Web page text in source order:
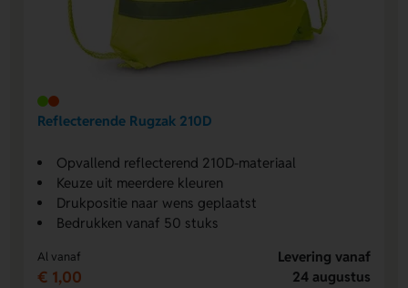
Reflecterende Rugzak 210D
Opvallend reflecterend 210D-materiaal
Keuze uit meerdere kleuren
Drukpositie naar wens geplaatst
Bedrukken vanaf 50 stuks
Al vanaf
€ 1,00
Levering vanaf
24 augustus